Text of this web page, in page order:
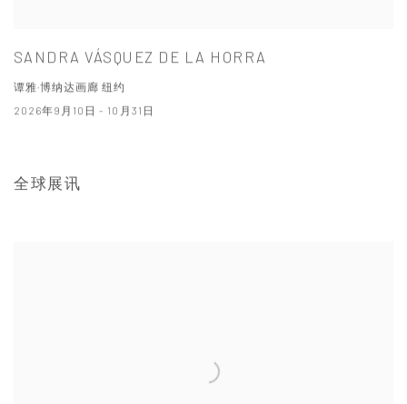
SANDRA VÁSQUEZ DE LA HORRA
谭雅·博纳达画廊 纽约
2026年9月10日 - 10月31日
全球展讯